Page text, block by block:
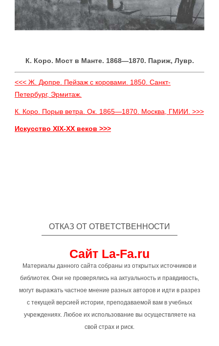
К. Коро. Мост в Манте. 1868—1870. Париж, Лувр.
<<< Ж. Дюпре. Пейзаж с коровами. 1850. Санкт-
Петербург, Эрмитаж.
К. Коро. Порыв ветра. Ок. 1865—1870. Москва, ГМИИ. >>>
Искусство XIX-XX веков >>>
ОТКАЗ ОТ ОТВЕТСТВЕННОСТИ
Сайт La-Fa.ru
Материалы данного сайта собраны из открытых источников и
библиотек. Они не проверялись на актуальность и правдивость,
могут выражать частное мнение разных авторов и идти в разрез
с текущей версией истории, преподаваемой вам в учебных
учреждениях. Любое их использование вы осуществляете на
свой страх и риск.